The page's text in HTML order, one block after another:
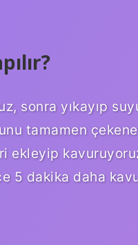
sonra yıkayıp
tamamen
ekleyip
5 dakika daha